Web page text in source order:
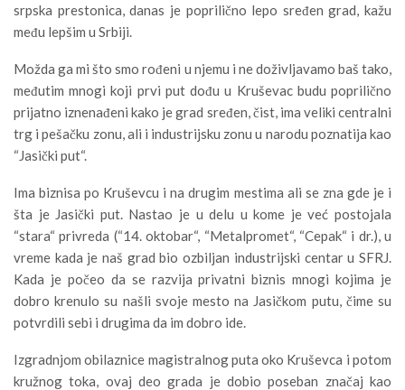
srpska prestonica, danas je poprilično lepo sređen grad, kažu
među lepšim u Srbiji.
Možda ga mi što smo rođeni u njemu i ne doživljavamo baš tako,
međutim mnogi koji prvi put dođu u Kruševac budu poprilično
prijatno iznenađeni kako je grad sređen, čist, ima veliki centralni
trg i pešačku zonu, ali i industrijsku zonu u narodu poznatija kao
“Jasički put“.
Ima biznisa po Kruševcu i na drugim mestima ali se zna gde je i
šta je Jasički put. Nastao je u delu u kome je već postojala
“stara“ privreda (“14. oktobar“, “Metalpromet“, “Cepak“ i dr.), u
vreme kada je naš grad bio ozbiljan industrijski centar u SFRJ.
Kada je počeo da se razvija privatni biznis mnogi kojima je
dobro krenulo su našli svoje mesto na Jasičkom putu, čime su
potvrdili sebi i drugima da im dobro ide.
Izgradnjom obilaznice magistralnog puta oko Kruševca i potom
kružnog toka, ovaj deo grada je dobio poseban značaj kao